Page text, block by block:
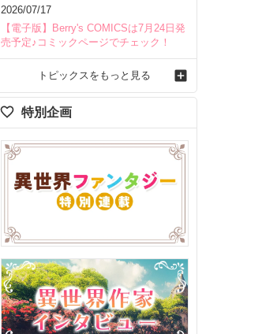
2026/07/17
【電子版】Berry's COMICSは7月24日発
売予定♪コミックページでチェック！
トピックスをもっと見る
特別企画